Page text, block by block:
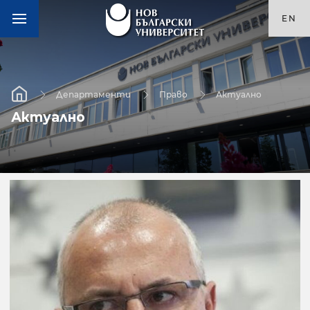
EN
Департаменти Право Актуално
Актуално